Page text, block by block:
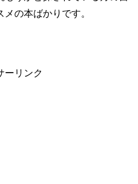
の本ばかりです。
ーリンク